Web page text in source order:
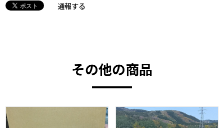
通報する
その他の商品